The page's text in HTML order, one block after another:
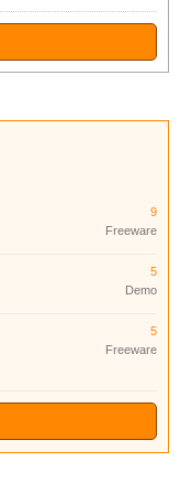
9
Freeware
5
Demo
5
Freeware